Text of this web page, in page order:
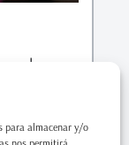
para almacenar y/o